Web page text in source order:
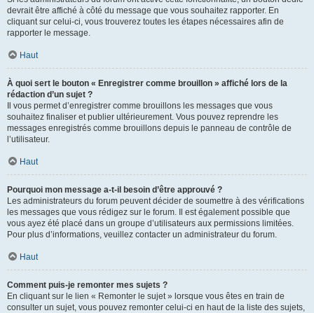
devrait être affiché à côté du message que vous souhaitez rapporter. En
cliquant sur celui-ci, vous trouverez toutes les étapes nécessaires afin de
rapporter le message.
Haut
À quoi sert le bouton « Enregistrer comme brouillon » affiché lors de la
rédaction d’un sujet ?
Il vous permet d’enregistrer comme brouillons les messages que vous
souhaitez finaliser et publier ultérieurement. Vous pouvez reprendre les
messages enregistrés comme brouillons depuis le panneau de contrôle de
l’utilisateur.
Haut
Pourquoi mon message a-t-il besoin d’être approuvé ?
Les administrateurs du forum peuvent décider de soumettre à des vérifications
les messages que vous rédigez sur le forum. Il est également possible que
vous ayez été placé dans un groupe d’utilisateurs aux permissions limitées.
Pour plus d’informations, veuillez contacter un administrateur du forum.
Haut
Comment puis-je remonter mes sujets ?
En cliquant sur le lien « Remonter le sujet » lorsque vous êtes en train de
consulter un sujet, vous pouvez remonter celui-ci en haut de la liste des sujets,